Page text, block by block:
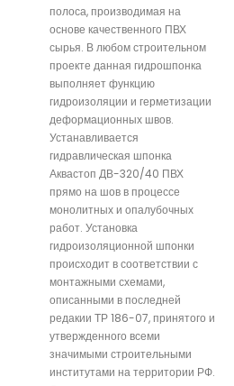
полоса, производимая на
основе качественного ПВХ
сырья. В любом строительном
проекте данная гидрошпонка
выполняет функцию
гидроизоляции и герметизации
деформационных швов.
Устанавливается
гидравлическая шпонка
Аквастоп ДВ-320/40 ПВХ
прямо на шов в процессе
монолитных и опалубочных
работ. Установка
гидроизоляционной шпонки
происходит в соответствии с
монтажными схемами,
описанными в последней
редакии ТР 186-07, принятого и
утвержденного всеми
значимыми строительными
институтами на территории РФ.